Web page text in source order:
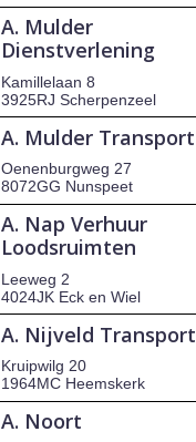
A. Mulder
Dienstverlening
Kamillelaan 8
3925RJ Scherpenzeel
A. Mulder Transport
Oenenburgweg 27
8072GG Nunspeet
A. Nap Verhuur
Loodsruimten
Leeweg 2
4024JK Eck en Wiel
A. Nijveld Transport
Kruipwilg 20
1964MC Heemskerk
A. Noort